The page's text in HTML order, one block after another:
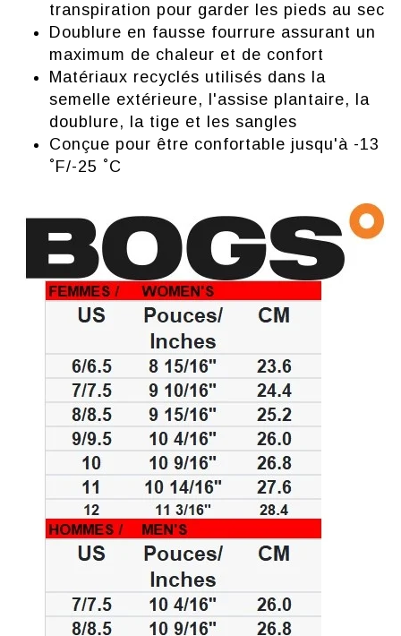
transpiration pour garder les pieds au sec
Doublure en fausse fourrure assurant un
maximum de chaleur et de confort
Matériaux recyclés utilisés dans la
semelle extérieure, l'assise plantaire, la
doublure, la tige et les sangles
Conçue pour être confortable jusqu'à -13
˚F/-25 ˚C